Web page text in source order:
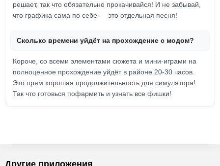
решает, так что обязательно прокачивайся! И не забывай,
что графика сама по себе — это отдельная песня!
Сколько времени уйдёт на прохождение с модом?
Короче, со всеми элементами сюжета и мини-играми на
полноценное прохождение уйдёт в районе 20-30 часов.
Это прям хорошая продолжительность для симулятора!
Так что готовься пофармить и узнать все фишки!
Другие приложения